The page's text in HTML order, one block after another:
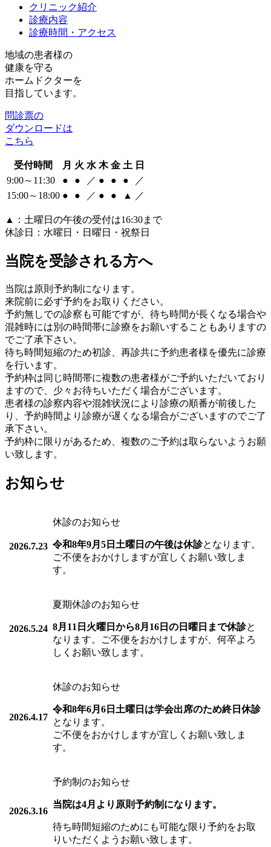
クリニック紹介
診療内容
診療時間・アクセス
地域の患者様の
健康を守る
ホームドクターを
目指しています。
問診票の
ダウンロードは
こちら
受付時間 月 火 水 木 金 土 日
9:00～11:30
● ● ／ ● ● ●
／
15:00～18:00 ● ● ／ ● ● ▲ ／
▲
：土曜日の午後の受付は16:30まで
休診日：水曜日・日曜日・祝祭日
当院を受診される方へ
当院は原則予約制 になります。
来院前に必ず予約をお取りください。
予約無しでの診察も可能ですが、待ち時間が長くなる場合や
混雑時には別の時間帯に診療をお願いすることもありますの
でご了承下さい。
待ち時間短縮のため初診、再診共に予約患者様を優先に診療
を行います。
予約枠は同じ時間帯に複数の患者様がご予約いただいており
ますので、少々お待ちいただく場合がございます。
患者様の診察内容や混雑状況により診療の順番が前後した
り、予約時間より診療が遅くなる場合がございますのでご了
承下さい。
予約枠に限りがあるため、 複数のご予約は取らないよう お願
い致します。
お知らせ
2026.7.23
休診のお知らせ
令和8年9月5日土曜日の午後は休診となります。
ご不便をおかけしますが宜しくお願い致しま
す。
2026.5.24
夏期休診のお知らせ
8月11日火曜日から8月16日の日曜日まで休診と
なります。ご不便をおかけしますが、何卒よろ
しくお願い致します。
2026.4.17
休診のお知らせ
令和8年6月6日土曜日は学会出席のため終日休診
となります。
ご不便をおかけしますが宜しくお願い致しま
す。
2026.3.16
予約制のお知らせ
当院は4月より原則予約制になります。
待ち時間短縮のためにも可能な限り予約をお取
りいただくようお願い致します。